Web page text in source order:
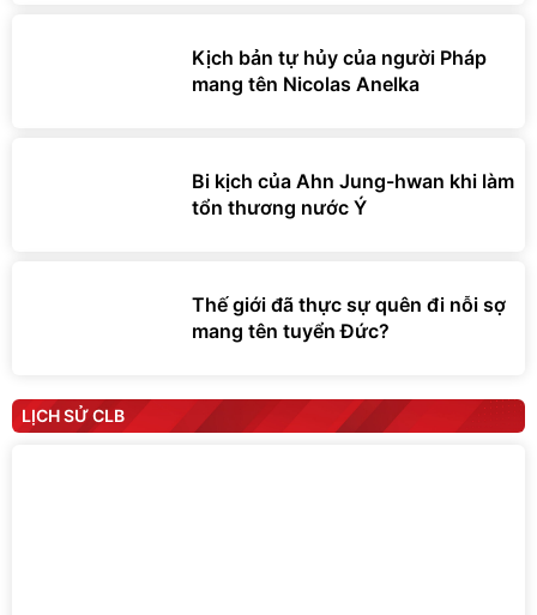
Kịch bản tự hủy của người Pháp
mang tên Nicolas Anelka
Bi kịch của Ahn Jung-hwan khi làm
tổn thương nước Ý
Thế giới đã thực sự quên đi nỗi sợ
mang tên tuyển Đức?
LỊCH SỬ CLB